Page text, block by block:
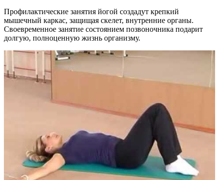
Профилактические занятия йогой создадут крепкий
мышечный каркас, защищая скелет, внутренние органы.
Своевременное занятие состоянием позвоночника подарит
долгую, полноценную жизнь организму.